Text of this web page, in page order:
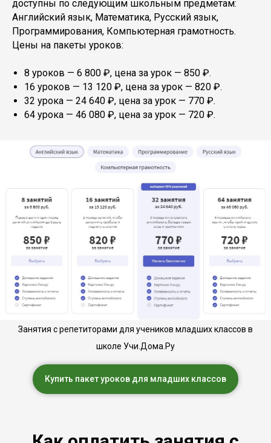
доступны по следующим школьным предметам:
Английский язык, Математика, Русский язык,
Программирования, Компьютерная грамотность.
Цены на пакеты уроков:
8 уроков — 6 800 ₽, цена за урок — 850 ₽.
16 уроков — 13 120 ₽, цена за урок — 820 ₽.
32 урока — 24 640 ₽, цена за урок — 770 ₽.
64 урока — 46 080 ₽, цена за урок — 720 ₽.
Занятия с репетиторами для учеников младших классов в
школе Учи.Дома.Ру
Купить пакет уроков для младших классов